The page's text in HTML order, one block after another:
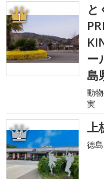
1
と
ー
島
動
実
2 上
徳